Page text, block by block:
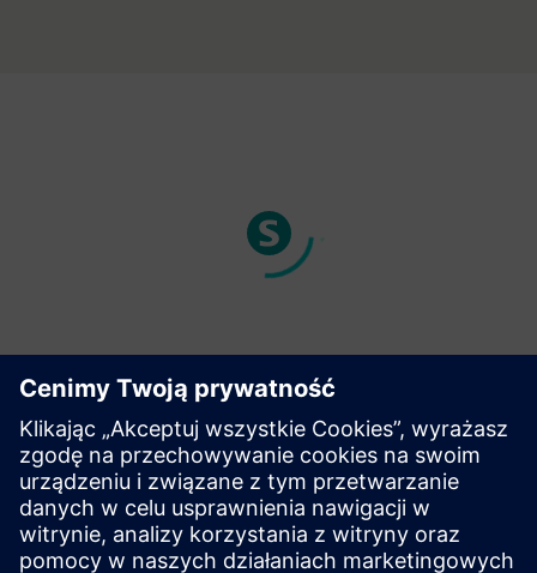
Skontaktuj się z nami
Skontaktuj się z nami już dziśi zbadaj, w jaki sposób
Globalny Program Partnerski Siemens może być kamieniem
węgielnym dla bezprecedensowego wzrostu i innowacji.